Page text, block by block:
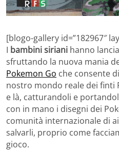
[blogo-gallery id=”182967″
I bambini siriani hanno
sfruttando la nuova mania
Pokemon Go che consente
nostro mondo reale dei finti
e là, catturandoli e
con in mano i disegni dei
comunità internazionale di
salvarli, proprio come
gioco.